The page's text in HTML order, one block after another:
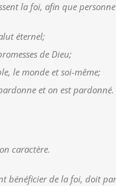
la foi, afin que
éternel;
de Dieu;
le monde et soi-même;
et on est pardonné.
caractère.
bénéficier de la foi, doit